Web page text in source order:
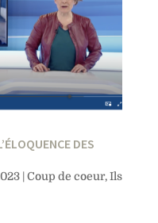
DES
| Coup de coeur,Ils